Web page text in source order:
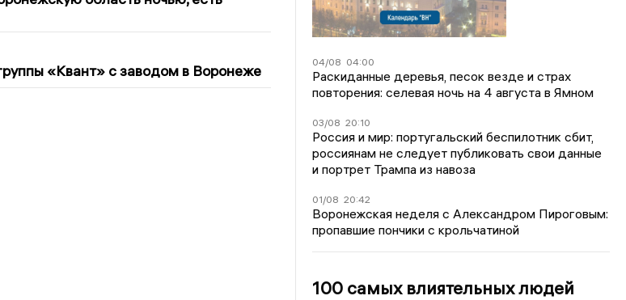
«Квант» с заводом в Воронеже 04/08 04:00
Раскиданные деревья, песок везде и страх
повторения: селевая ночь на 4 августа в Ямном
03/08 20:10
Россия и мир: португальский беспилотник сбит,
россиянам не следует публиковать свои данные
и портрет Трампа из навоза
01/08 20:42
Воронежская неделя с Александром Пироговым:
пропавшие пончики с крольчатиной
100 самых влиятельных людей